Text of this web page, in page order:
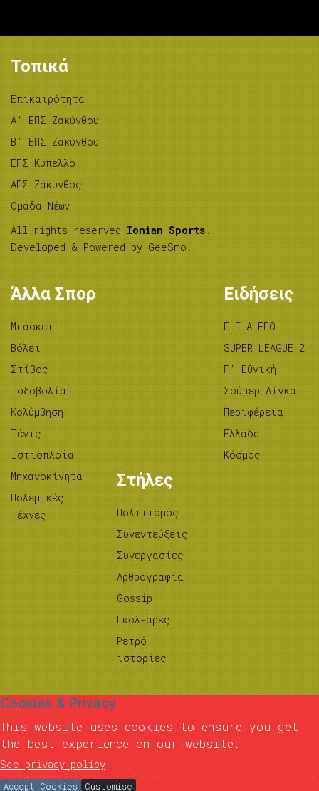
Τοπικά
Επικαιρότητα
A’ ΕΠΣ Ζακύνθου
B’ ΕΠΣ Ζακύνθου
ΕΠΣ Κύπελλο
ΑΠΣ Ζάκυνθος
Ομάδα Νέων
All rights reserved Ionian Sports .
Developed & Powered by GeeSmo .
Άλλα Σπορ
Μπάσκετ
Βόλεϊ
Στίβος
Tοξοβολία
Κολύμβηση
Τένις
Ιστιοπλοΐα
Μηχανοκίνητα
Πολεμικές
Τέχνες
Ειδήσεις
Γ.Γ.Α-ΕΠΟ
SUPER LEAGUE 2
Γ’ Εθνική
Σούπερ Λίγκα
Περιφέρεια
Ελλάδα
Κόσμος
Στήλες
Πολιτισμός
Συνεντεύξεις
Συνεργασίες
Αρθρογραφία
Gossip
Γκολ-αρες
Ρετρό
ιστορίες
Cookies & Privacy
This website uses cookies to ensure you get
the best experience on our website.
See privacy policy
Accept Cookies Customise